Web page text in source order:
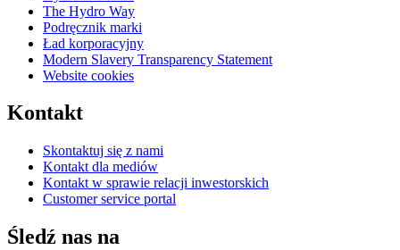
The Hydro Way
Podręcznik marki
Ład korporacyjny
Modern Slavery Transparency Statement
Website cookies
Kontakt
Skontaktuj się z nami
Kontakt dla mediów
Kontakt w sprawie relacji inwestorskich
Customer service portal
Śledź nas na